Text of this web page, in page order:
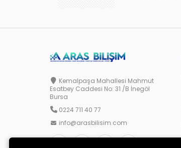
Kemalpaşa Mahallesi Mahmut
Esatbey Caddesi No: 31 /B İnegöl
Bursa
0224 711 40 77
info@arasbilisim.com